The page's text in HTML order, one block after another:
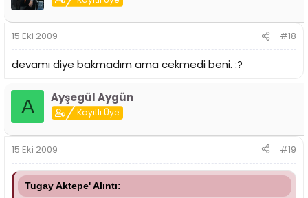
15 Eki 2009 #18
devamı diye bakmadım ama cekmedi beni. :?
A Ayşegül Aygün
Kayıtlı Üye
15 Eki 2009 #19
Tugay Aktepe' Alıntı: